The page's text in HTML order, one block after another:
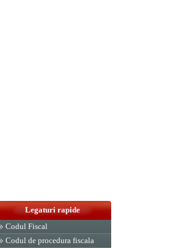
Legaturi rapide
Codul Fiscal
Codul de procedura fiscala